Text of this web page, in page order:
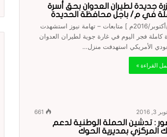
جديدة لطيران العدوان بحق أسرة
في م/ باجل محافظة الحديدة
[08/أكتوبر/2016م ] متابعات – تهامة نيوز استشهدت
كاملة فجر اليوم في غارة جوية لطيران العدوان
الأمريكي استهدفت منزل…
القراءة »
3, 2016
661
: تدشين الحملة الوطنية لدعم
المركزي بمديرية الحوك